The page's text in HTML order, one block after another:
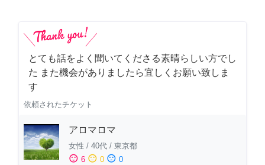
とても話をよく聞いてくださる素晴らしい方でし
た また機会がありましたら宜しくお願い致しま
す
依頼されたチケット
アロマロマ
女性 / 40代 / 東京都
sentiment_satisfied 6 sentiment_neutral 0 sentiment_dissatisfied 0